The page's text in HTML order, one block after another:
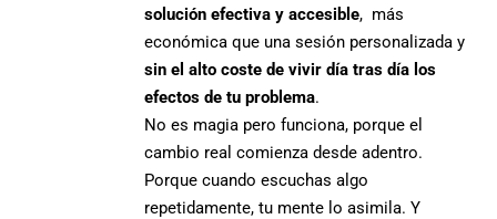
solución efectiva y accesible, más
económica que una sesión personalizada y
sin el alto coste de vivir día tras día los
efectos de tu problema.
No es magia pero funciona, porque el
cambio real comienza desde adentro.
Porque cuando escuchas algo
repetidamente, tu mente lo asimila. Y